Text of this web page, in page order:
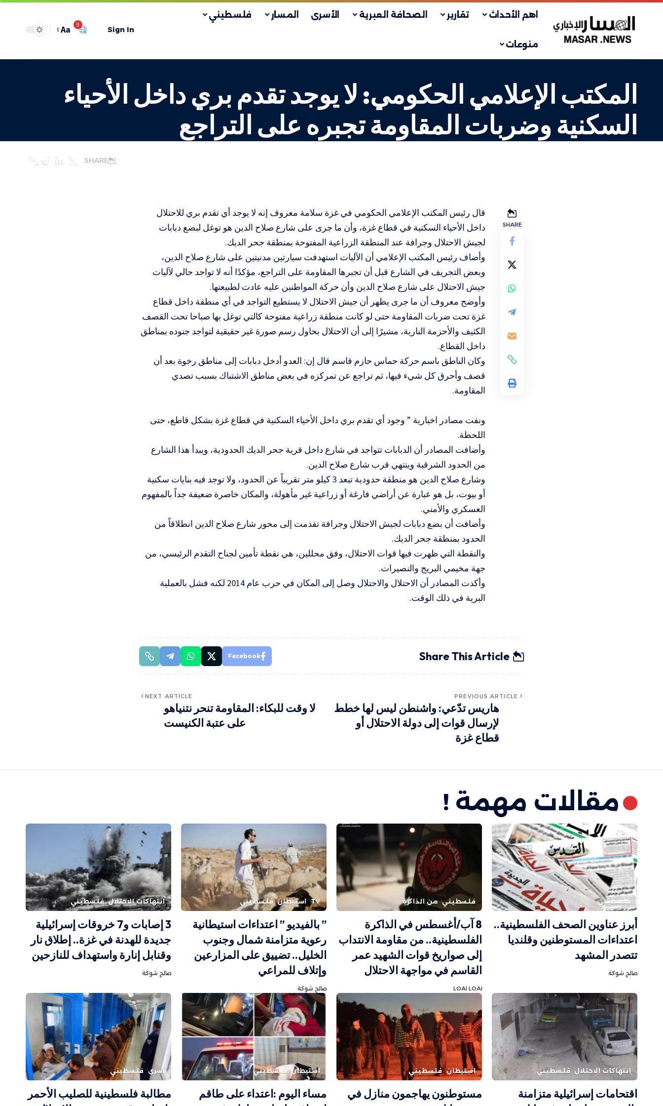
اهم الأحداث تقارير الصحافة العبرية الأسرى المسار فلسطيني
منوعات
Sign In
9
Aa
المكتب الإعلامي الحكومي: لا يوجد تقدم بري داخل الأحياء
السكنية وضربات المقاومة تجبره على التراجع
SHARE
SHARE
قال رئيس المكتب الإعلامي الحكومي في غزة سلامة معروف إنه لا يوجد أي تقدم بري للاحتلال
داخل الأحياء السكنية في قطاع غزة، وأن ما جرى على شارع صلاح الدين هو توغل لبضع دبابات
لجيش الاحتلال وجرافة عند المنطقة الزراعية المفتوحة بمنطقة جحر الديك.
وأضاف رئيس المكتب الإعلامي أن الآليات استهدفت سيارتين مدنيتين على شارع صلاح الدين،
وبعض التجريف في الشارع قبل أن تجبرها المقاومة على التراجع، مؤكدًا أنه لا تواجد حالي لآليات
جيش الاحتلال على شارع صلاح الدين وأن حركة المواطنين عليه عادت لطبيعتها.
وأوضح معروف أن ما جرى يظهر أن جيش الاحتلال لا يستطيع التواجد في أي منطقة داخل قطاع
غزة تحت ضربات المقاومة حتى لو كانت منطقة زراعية مفتوحة كالتي توغل بها صباحا تحت القصف
الكثيف والأحزمة النارية، مشيرًا إلى أن الاحتلال بحاول رسم صورة غير حقيقية لتواجد جنوده بمناطق
داخل القطاع.
وكان الناطق باسم حركة حماس حازم قاسم قال إن: العدو أدخل دبابات إلى مناطق رخوة بعد أن
قصف وأحرق كل شيء فيها، ثم تراجع عن تمركزه في بعض مناطق الاشتباك بسبب تصدي
المقاومة.
ونفت مصادر اخبارية ” وجود أي تقدم بري داخل الأحياء السكنية في قطاع غزة بشكل قاطع، حتى
اللحظة.
وأضافت المصادر أن الدبابات تتواجد في شارع داخل قرية جحر الديك الحدودية، ويبدأ هذا الشارع
من الحدود الشرقية وينتهي قرب شارع صلاح الدين.
وشارع صلاح الدين هو منطقة حدودية تبعد 3 كيلو متر تقريباً عن الحدود، ولا توجد فيه بنايات سكنية
أو بيوت، بل هو عبارة عن أراضي فارغة أو زراعية غير مأهولة، والمكان خاصرة ضعيفة جداً بالمفهوم
العسكري والأمني.
وأضافت أن بضع دبابات لجيش الاحتلال وجرافة تقدمت إلى محور شارع صلاح الدين انطلاقاً من
الحدود بمنطقة جحر الديك.
والنقطة التي ظهرت فيها قوات الاحتلال، وفق محللين، هي نقطة تأمين لجناح التقدم الرئيسي، من
جهة مخيمي البريج والنصيرات.
وأكدت المصادر أن الاحتلال والاحتلال وصل إلى المكان في حرب عام 2014 لكنه فشل بالعملية
البرية في ذلك الوقت.
Share This Article
Facebook
PREVIOUS ARTICLE
هاريس تدّعي: واشنطن ليس لها خطط
لإرسال قوات إلى دولة الاحتلال أو
قطاع غزة
NEXT ARTICLE
لا وقت للبكاء: المقاومة تنحر نتنياهو
على عتبة الكنيست
مقالات مهمة !
فلسطيني
أبرز عناوين الصحف الفلسطينية..
اعتداءات المستوطنين وقلنديا
تتصدر المشهد
صالح شوكة
فلسطيني من الذاكرة
8 آب/أغسطس في الذاكرة
الفلسطينية.. من مقاومة الانتداب
إلى صواريخ قوات الشهيد عمر
القاسم في مواجهة الاحتلال
LOAI LOAI
TV استيطان فلسطيني
” بالفيديو ” اعتداءات استيطانية
رعوية متزامنة شمال وجنوب
الخليل.. تضييق على المزارعين
وإتلاف للمراعي
صالح شوكة
انتهاكات الاحتلال فلسطيني
3 إصابات و7 خروقات إسرائيلية
جديدة للهدنة في غزة.. إطلاق نار
وقنابل إنارة واستهداف للنازحين
صالح شوكة
انتهاكات الاحتلال فلسطيني
اقتحامات إسرائيلية متزامنة
استيطان فلسطيني
مستوطنون يهاجمون منازل في
استيطان فلسطيني
مساء اليوم :اعتداء على طاقم
أسرى فلسطيني
مطالبة فلسطينية للصليب الأحمر